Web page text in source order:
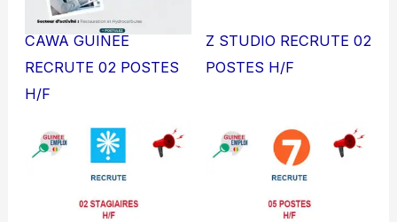
CAWA GUINEE
RECRUTE 02 POSTES
H/F
Z STUDIO RECRUTE 02
POSTES H/F